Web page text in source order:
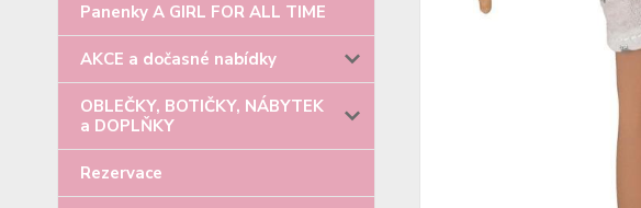
Panenky A GIRL FOR ALL TIME
AKCE a dočasné nabídky
OBLEČKY, BOTIČKY, NÁBYTEK
a DOPLŇKY
Rezervace